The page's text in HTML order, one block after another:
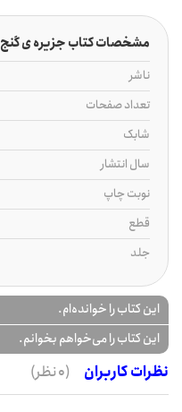
مشخصات کتاب جزیره ی گنج
ناشر
تعداد صفحات
شابک
سال انتشار
نوبت چاپ
قطع
جلد
این کتاب را خوانده‌ام.
این کتاب را می‌خواهم بخوانم.
نظرات کاربران
(0 نظر)